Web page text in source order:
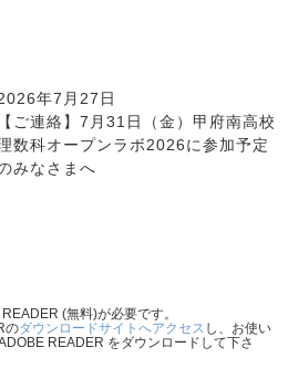
年7月27日
【ご連絡】7月31日（金）甲府南高校
数科オープンラボ2026に参加予定
みなさまへ
(無料)が必要です。
のダウンロードサイトへアクセス し、お使い
READER をダウンロードして下さ